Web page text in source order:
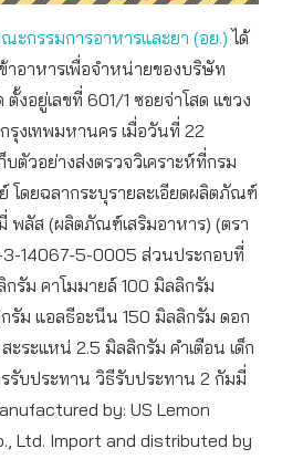
ะกรรมการอาหารและยา (อย.) ได้
าอาหารเพื่อจำหน่ายของบริษัท
งอยู่เลขที่ 601/1 ซอยจ่าโสด แขวง
รุงเทพมหานคร เมื่อวันที่ 22
ตัวอย่างส่งตรวจวิเคราะห์ที่กรม
โดยฉลากระบุรายละเอียดผลิตภัณฑ์
พลัส (ผลิตภัณฑ์เสริมอาหาร) (ตรา
3-14067-5-0005 ส่วนประกอบที่
รัม คาโมมายล์ 100 มิลลิกรัม
รัม แอลธีอะนีน 150 มิลลิกรัม ดอก
ะระแหน่ 2.5 มิลลิกรัม คำเตือน เด็ก
รับประทาน วิธีรับประทาน 2 กัมมี่
by: US Lemon
Ltd. Import and distributed by